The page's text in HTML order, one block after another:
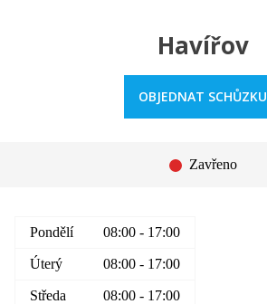
Havířov
OBJEDNAT SCHŮZKU
Zavřeno
Pondělí 08:00 - 17:00
Úterý 08:00 - 17:00
Středa 08:00 - 17:00